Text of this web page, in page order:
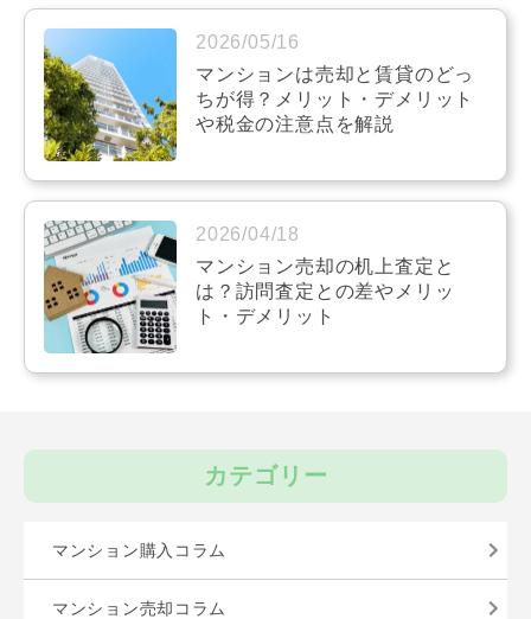
2026/05/16
マンションは売却と賃貸のどっ
ちが得？メリット・デメリット
や税金の注意点を解説
2026/04/18
マンション売却の机上査定と
は？訪問査定との差やメリッ
ト・デメリット
カテゴリー
マンション購入コラム
マンション売却コラム